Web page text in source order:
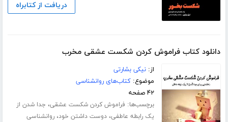
دریافت از کتابراه
دانلود کتاب فراموش کردن شکست عشقی مخرب
از:نیکی بشارتی
موضوع:کتاب‌های روانشناسی
۴۲ صفحه
برچسب‌ها: فراموش کردن شکست عشقی، جدا شدن از
یک رابطه عاطفی،دوست داشتن خود،روانشناسی